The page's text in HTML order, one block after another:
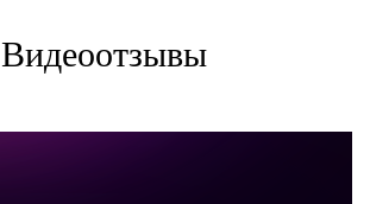
Видеоотзывы